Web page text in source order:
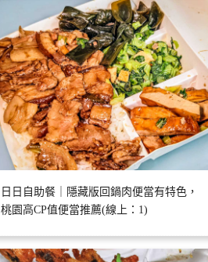
日日自助餐｜隱藏版回鍋肉便當有特色，
桃園高CP值便當推薦(線上：1)